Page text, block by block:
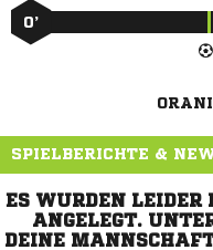
0’
SPIELBERICHTE &
ES WURDEN LEIDER
ANGELEGT.
DEINE